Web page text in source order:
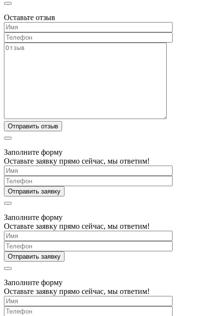
Оставьте отзыв
Заполните форму
Оставьте заявку прямо сейчас, мы ответим!
Заполните форму
Оставьте заявку прямо сейчас, мы ответим!
Заполните форму
Оставьте заявку прямо сейчас, мы ответим!